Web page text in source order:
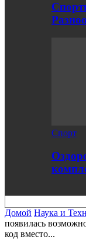
Спорт
Домой Наука и
появилась
код вместо...